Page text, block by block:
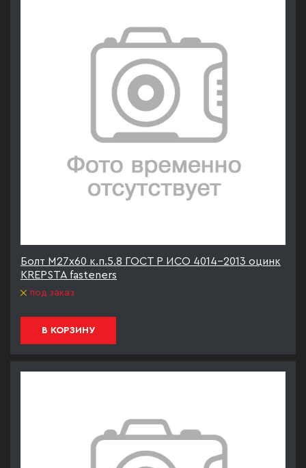
Болт М27х60 к.п.5.8 ГОСТ Р ИСО 4014-2013 оцинк
KREPSTA fasteners
под заказ
В КОРЗИНУ